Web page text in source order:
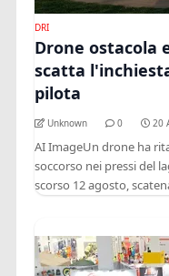
DRI
Drone ostacola
scatta
pilota
Unknown 0 20
AI ImageUn drone ha
soccorso nei pressi del
scorso 12 agosto,